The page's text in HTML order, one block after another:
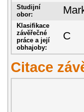
Studijní
obor:
Klasifikace
závěřečné
práce a její
obhajoby:
C
Citace